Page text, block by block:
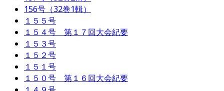
156号（32巻1輯）
１５５号
１５４号 第１７回大会紀要
１５３号
１５２号
１５１号
１５０号 第１６回大会紀要